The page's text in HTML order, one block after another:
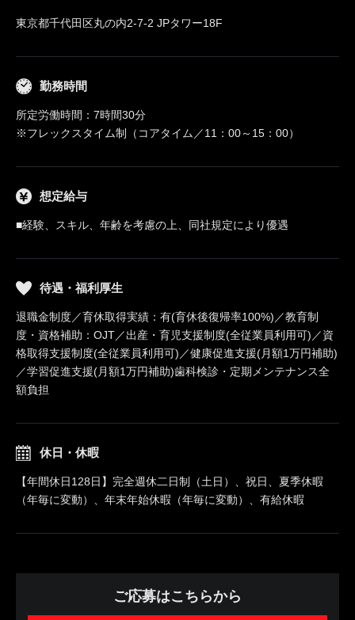
東京都千代田区丸の内2-7-2 JPタワー18F
勤務時間
所定労働時間：7時間30分
※フレックスタイム制（コアタイム／11：00～15：00）
想定給与
■経験、スキル、年齢を考慮の上、同社規定により優遇
待遇・福利厚生
退職金制度／育休取得実績：有(育休後復帰率100%)／教育制
度・資格補助：OJT／出産・育児支援制度(全従業員利用可)／資
格取得支援制度(全従業員利用可)／健康促進支援(月額1万円補助)
／学習促進支援(月額1万円補助)歯科検診・定期メンテナンス全
額負担
休日・休暇
【年間休日128日】完全週休二日制（土日）、祝日、夏季休暇
（年毎に変動）、年末年始休暇（年毎に変動）、有給休暇
ご応募はこちらから